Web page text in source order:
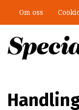
huvudinnehåll
Om oss